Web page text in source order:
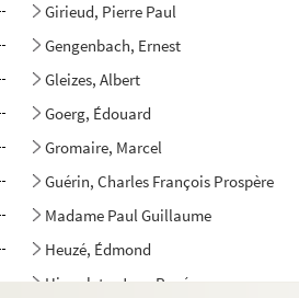
Girieud, Pierre Paul
Gengenbach, Ernest
Gleizes, Albert
Goerg, Édouard
Gromaire, Marcel
Guérin, Charles François Prospère
Madame Paul Guillaume
Heuzé, Édmond
Hippolyte, Jean René